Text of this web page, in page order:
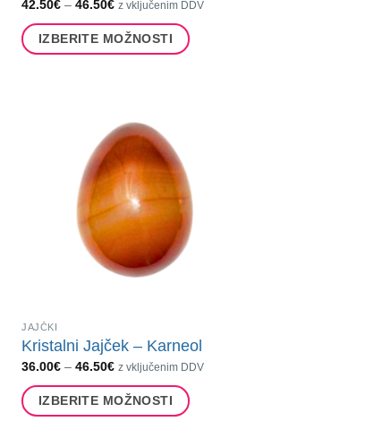
42.50€ – 46.50€Cenovni
od
42.50€
do
z vključenim DDV
IZBERITE MOŽNOSTI
JAJČKI
Kristalni Jajček – Karneol
36.00€ – 46.50€Cenovni
od
36.00€
do
z vključenim DDV
IZBERITE MOŽNOSTI